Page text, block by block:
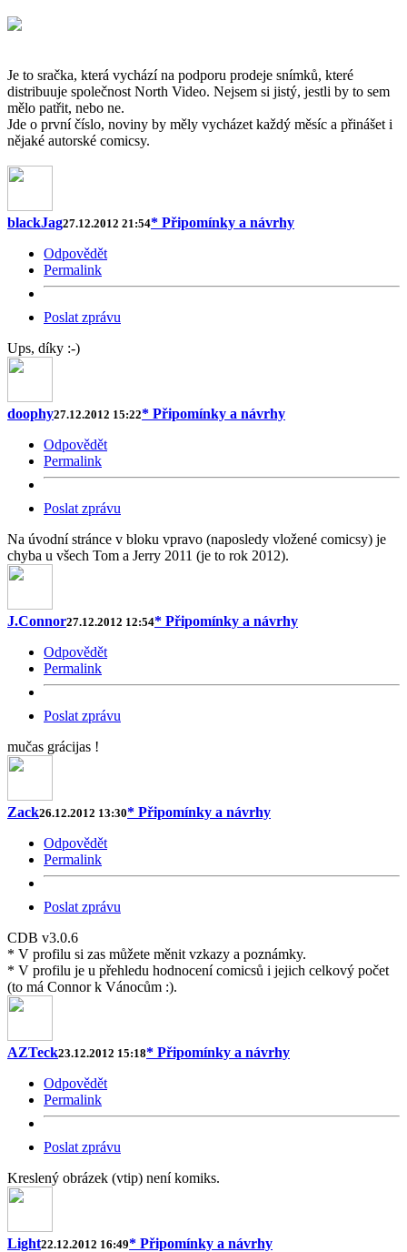
Je to sračka, která vychází na podporu prodeje snímků, které
distribuuje společnost North Video. Nejsem si jistý, jestli by to sem
mělo patřit, nebo ne.
Jde o první číslo, noviny by měly vycházet každý měsíc a přinášet i
nějaké autorské comicsy.
blackJag27.12.2012 21:54* Připomínky a návrhy
Odpovědět
Permalink
Poslat zprávu
Ups, díky :-)
doophy27.12.2012 15:22* Připomínky a návrhy
Odpovědět
Permalink
Poslat zprávu
Na úvodní stránce v bloku vpravo (naposledy vložené comicsy) je
chyba u všech Tom a Jerry 2011 (je to rok 2012).
J.Connor27.12.2012 12:54* Připomínky a návrhy
Odpovědět
Permalink
Poslat zprávu
mučas grácijas !
Zack26.12.2012 13:30* Připomínky a návrhy
Odpovědět
Permalink
Poslat zprávu
CDB v3.0.6
* V profilu si zas můžete měnit vzkazy a poznámky.
* V profilu je u přehledu hodnocení comicsů i jejich celkový počet
(to má Connor k Vánocům :).
AZTeck23.12.2012 15:18* Připomínky a návrhy
Odpovědět
Permalink
Poslat zprávu
Kreslený obrázek (vtip) není komiks.
Light22.12.2012 16:49* Připomínky a návrhy